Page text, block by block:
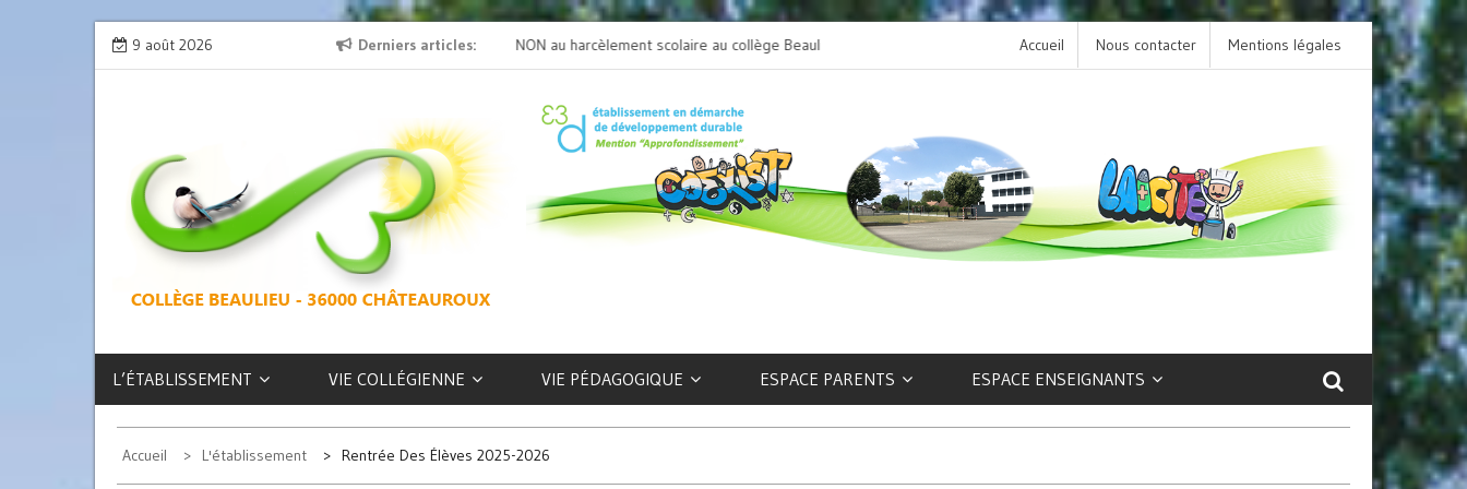
Skip
to
9 août 2026 Derniers articles
» : l’émission de radioL’exposition des latinistes est là ! NON au harcèlement scolaire au collège Beaulieu
L’option LCA Latin au collège : une porte
sur la culture et le patrimoine antique !
Accueil Nous contacter Mentions légales
COLLÈGE
BEAULIEU –
CHÂTEAUROUX
L’ÉTABLISSEMENT VIE COLLÉGIENNE VIE PÉDAGOGIQUE ESPACE PARENTS ESPACE ENSEIGNANTS
Accueil L'établissement Rentrée Des Élèves 2025-2026